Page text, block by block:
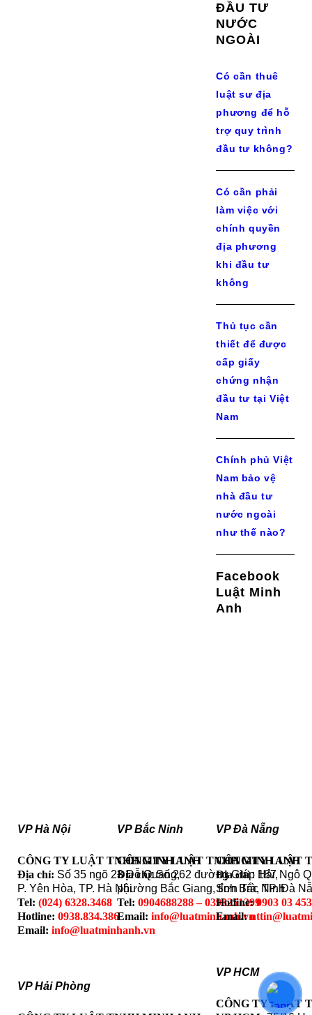
ĐẦU TƯ
NƯỚC
NGOÀI
Có cần thuê
luật sư địa
phương để hỗ
trợ quy trình
đầu tư không?
Có cần phải
làm việc với
chính quyền
địa phương
khi đầu tư
không
Thủ tục cần
thiết để được
cấp giấy
chứng nhận
đầu tư tại Việt
Nam
Chính phủ Việt
Nam bảo vệ
nhà đầu tư
nước ngoài
như thế nào?
Facebook
Luật Minh
Anh
VP Hà Nội
CÔNG TY LUẬT TNHH MINH ANH
Địa chỉ: Số 35 ngõ 23 Đỗ Quang,
P. Yên Hòa, TP. Hà Nội
Tel: (024) 6328.3468
Hotline: 0938.834.386
Email: info@luatminhanh.vn
VP Hải Phòng
VP Bắc Ninh
CÔNG TY LUẬT TNHH MINH ANH
Địa chỉ: Số 262 đường Giáp Hải,
phường Bắc Giang, tỉnh Bắc Ninh
Tel: 0904688288 – 0393251399
Email: info@luatminhanh.vn
VP Đà Nẵng
CÔNG TY LUẬT
Địa chỉ: 187 Ngô
Sơn Trà, TP. Đà
Hotline:0903 03
Email:
VP HCM
CÔNG TY LUẬT